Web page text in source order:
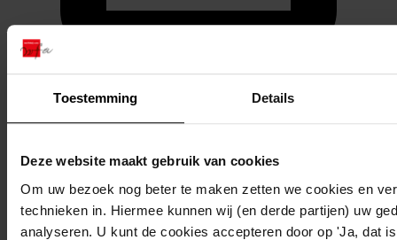
Toestemming Details
Deze website maakt gebruik van cookies
Om uw bezoek nog beter te maken zetten we cookies en
technieken in. Hiermee kunnen wij (en derde partijen) uw
analyseren. U kunt de cookies accepteren door op 'Ja, dat
Printen
duurzaam webadres
Inventaris
De Hout